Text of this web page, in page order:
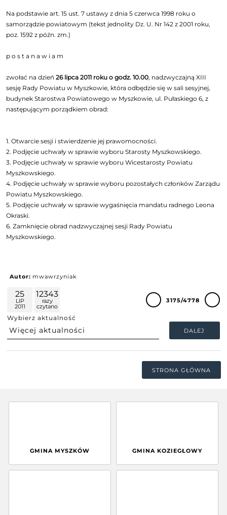
Na podstawie art. 15 ust. 7 ustawy z dnia 5 czerwca 1998 roku o
samorządzie powiatowym (tekst jednolity Dz. U. Nr 142 z 2001 roku,
poz. 1592 z późn. zm.)
p o s t a n a w i a m
zwołać na dzień26 lipca 2011 roku o godz. 10.00, nadzwyczajną XIII
sesję Rady Powiatu w Myszkowie, która odbędzie się w sali sesyjnej,
budynek Starostwa Powiatowego w Myszkowie, ul. Pułaskiego 6, z
następującym porządkiem obrad:
1. Otwarcie sesji i stwierdzenie jej prawomocności.
2. Podjęcie uchwały w sprawie wyboru Starosty Myszkowskiego.
3. Podjęcie uchwały w sprawie wyboru Wicestarosty Powiatu
Myszkowskiego.
4. Podjęcie uchwały w sprawie wyboru pozostałych członków Zarządu
Powiatu Myszkowskiego.
5. Podjęcie uchwały w sprawie wygaśnięcia mandatu radnego Leona
Okraski.
6. Zamknięcie obrad nadzwyczajnej sesji Rady Powiatu
Myszkowskiego.
Autor: mwawrzyniak
25
LIP
2011
12343
razy
czytano
Wybierz aktualność
DALEJ
3175/4778
STRONA GŁÓWNA
GMINA MYSZKÓW GMINA KOZIEGŁOWY